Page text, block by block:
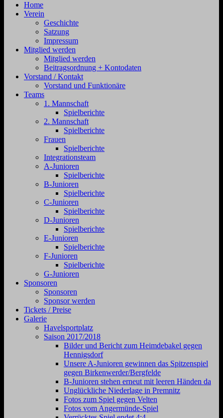
Zehdenick
Jahnstraße
Zehdenick
Home
Verein
Geschichte
Satzung
Impressum
Mitglied werden
Mitglied werden
Beitragsordnung + Kontodaten
Vorstand / Kontakt
Vorstand und Funktionäre
Teams
1. Mannschaft
Spielberichte
2. Mannschaft
Spielberichte
Frauen
Spielberichte
Integrationsteam
A-Junioren
Spielberichte
B-Junioren
Spielberichte
C-Junioren
Spielberichte
D-Junioren
Spielberichte
E-Junioren
Spielberichte
F-Junioren
Spielberichte
G-Junioren
Sponsoren
Sponsoren
Sponsor werden
Tickets / Preise
Galerie
Havelsportplatz
Saison 2017/2018
Bilder und Bericht zum Heimdebakel gegen
Hennigsdorf
Unsere A-Junioren gewinnen das Spitzenspiel
gegen Birkenwerder/Bergfelde
B-Junioren stehen erneut mit leeren Händen da
Unglückliche Niederlage in Premnitz
Fotos zum Spiel gegen Velten
Fotos vom Angermünde-Spiel